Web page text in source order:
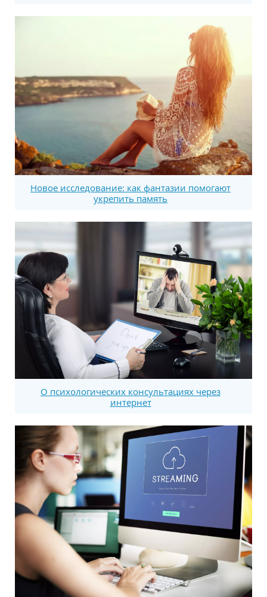
Новое исследование: как фантазии помогают
укрепить память
О психологических консультациях через
интернет